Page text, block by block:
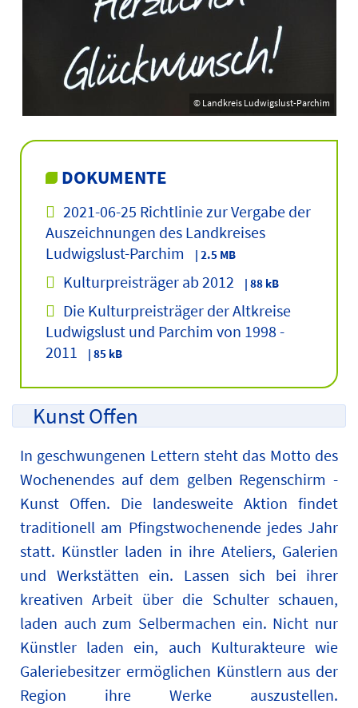
© Landkreis Ludwigslust-Parchim
DOKUMENTE
2021-06-25 Richtlinie zur Vergabe der
Auszeichnungen des Landkreises
Ludwigslust-Parchim
| 2.5 MB
Kulturpreisträger ab 2012 | 88 kB
Die Kulturpreisträger der Altkreise
Ludwigslust und Parchim von 1998 -
2011
| 85 kB
Kunst Offen
In geschwungenen Lettern steht das Motto des
Wochenendes auf dem gelben Regenschirm -
Kunst Offen. Die landesweite Aktion findet
traditionell am Pfingstwochenende jedes Jahr
statt. Künstler laden in ihre Ateliers, Galerien
und Werkstätten ein. Lassen sich bei ihrer
kreativen Arbeit über die Schulter schauen,
laden auch zum Selbermachen ein. Nicht nur
Künstler laden ein, auch Kulturakteure wie
Galeriebesitzer ermöglichen Künstlern aus der
Region ihre Werke auszustellen.